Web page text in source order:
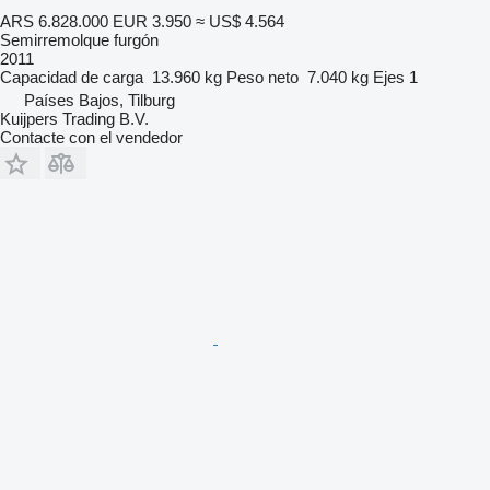
ARS 6.828.000 EUR 3.950 ≈ US$ 4.564
Semirremolque furgón
2011
Capacidad de carga 13.960 kg Peso neto 7.040 kg Ejes 1
Países Bajos, Tilburg
Kuijpers Trading B.V.
Contacte con el vendedor